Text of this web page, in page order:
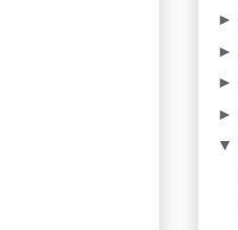
►
►
►
►
▼